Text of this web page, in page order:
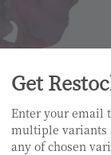
Get
Enter your email
multiple variants
any of chosen